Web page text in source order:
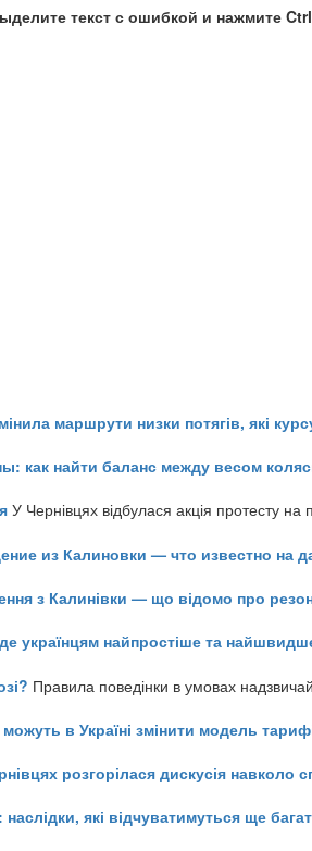
текст с ошибкой и нажмите
маршрути низки потягів, які
как найти баланс между весом
У Чернівцях відбулася акція протесту
из Калиновки — что известно на
з Калинівки — що відомо про
українцям найпростіше та
Правила поведінки в умовах
в Україні змінити модель
розгорілася дискусія навколо
наслідки, які відчуватимуться ще